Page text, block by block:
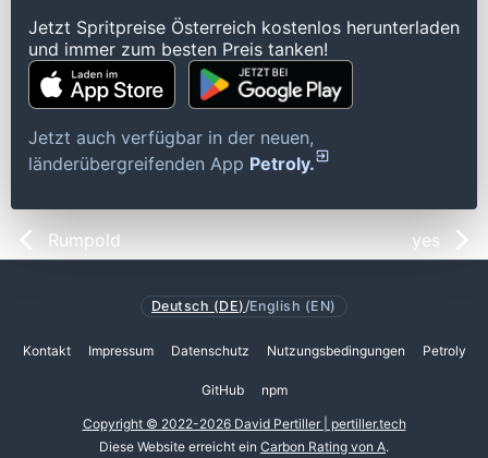
Jetzt Spritpreise Österreich kostenlos herunterladen
und immer zum besten Preis tanken!
Jetzt auch verfügbar in der neuen,
länderübergreifenden App Petroly.
Rumpold yes
Deutsch (DE)/English (EN)
Kontakt Impressum Datenschutz Nutzungsbedingungen Petroly
GitHub npm
Copyright © 2022-2026 David Pertiller | pertiller.tech
Diese Website erreicht ein Carbon Rating von A.